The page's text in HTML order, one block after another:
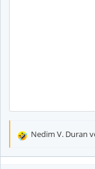
T
Nedim V. Duran